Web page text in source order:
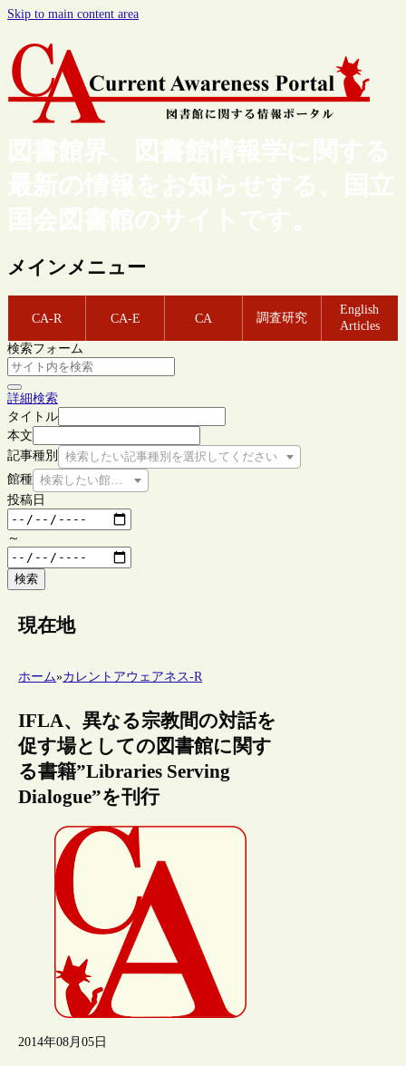
Skip to main content area
図書館界、図書館情報学に関する
最新の情報をお知らせする、国立
国会図書館のサイトです。
メインメニュー
CA-R CA-E CA 調査研究
English
Articles
検索フォーム
詳細検索
タイトル
本文
記事種別
検索したい記事種別を選択してください
館種 検索したい館種を選択してください
投稿日
～
検索
現在地
ホーム»カレントアウェアネス-R
IFLA、異なる宗教間の対話を
促す場としての図書館に関す
る書籍”Libraries Serving
Dialogue”を刊行
2014年08月05日